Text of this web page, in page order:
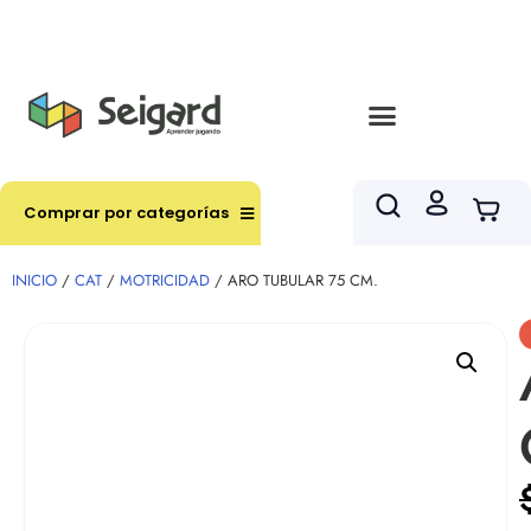
Comprar por categorías
INICIO / CAT / MOTRICIDAD / ARO TUBULAR 75 CM.